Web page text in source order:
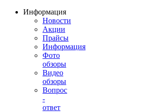
Информация
Новости
Акции
Прайсы
Информация
Фото
обзоры
Видео
обзоры
Вопрос
-
ответ